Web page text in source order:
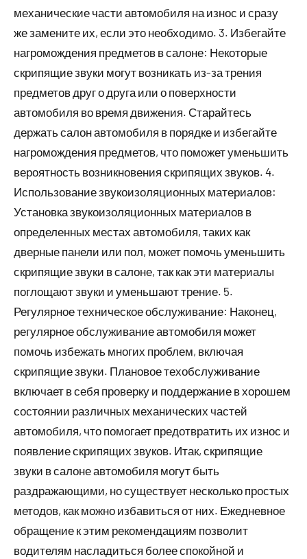
механические части автомобиля на износ и сразу
же замените их, если это необходимо. 3. Избегайте
нагромождения предметов в салоне: Некоторые
скрипящие звуки могут возникать из-за трения
предметов друг о друга или о поверхности
автомобиля во время движения. Старайтесь
держать салон автомобиля в порядке и избегайте
нагромождения предметов, что поможет уменьшить
вероятность возникновения скрипящих звуков. 4.
Использование звукоизоляционных материалов:
Установка звукоизоляционных материалов в
определенных местах автомобиля, таких как
дверные панели или пол, может помочь уменьшить
скрипящие звуки в салоне, так как эти материалы
поглощают звуки и уменьшают трение. 5.
Регулярное техническое обслуживание: Наконец,
регулярное обслуживание автомобиля может
помочь избежать многих проблем, включая
скрипящие звуки. Плановое техобслуживание
включает в себя проверку и поддержание в хорошем
состоянии различных механических частей
автомобиля, что помогает предотвратить их износ и
появление скрипящих звуков. Итак, скрипящие
звуки в салоне автомобиля могут быть
раздражающими, но существует несколько простых
методов, как можно избавиться от них. Ежедневное
обращение к этим рекомендациям позволит
водителям насладиться более спокойной и